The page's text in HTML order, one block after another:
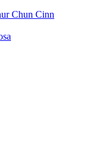
Chun Cinn